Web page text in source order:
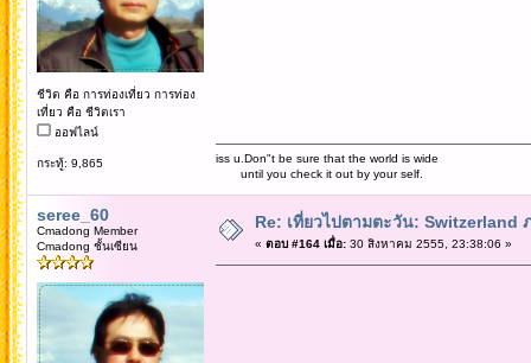
ชีวิต คือ การท่องเที่ยว การท่อง
เที่ยว คือ ชีวิตเรา
ออฟไลน์
กระทู้: 9,865
iss u.Don"t be sure that the world is wide
until you check it out by your self.
seree_60
Cmadong Member
Cmadong ชั้นเซียน
Re: เที่ยวไปตามตะวัน: Switzerland
« ตอบ #164 เมื่อ:30 สิงหาคม 2555, 23:38:06 »